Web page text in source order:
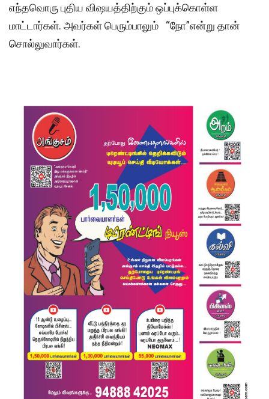
எந்தவொரு புதிய விஷயத்திற்கும் ஒப்புக்கொள்ள
மாட்டார்கள். அவர்கள் பெரும்பாலும் “நோ”என்று தான்
சொல்லுவார்கள்.